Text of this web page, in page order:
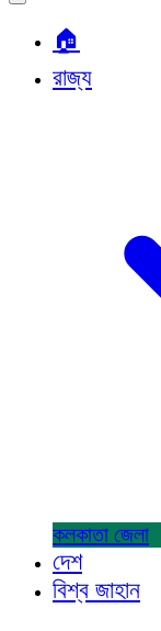
🏠︎
রাজ্য
কলকাতা জেলা
দেশ
বিশ্ব জাহান